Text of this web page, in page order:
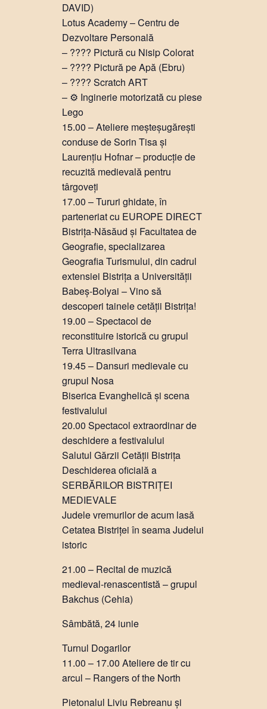
DAVID)
Lotus Academy – Centru de
Dezvoltare Personală
– ???? Pictură cu Nisip Colorat
– ???? Pictură pe Apă (Ebru)
– ???? Scratch ART
– ⚙ Inginerie motorizată cu piese
Lego
15.00 – Ateliere meșteșugărești
conduse de Sorin Tisa și
Laurențiu Hofnar – producție de
recuzită medievală pentru
târgoveți
17.00 – Tururi ghidate, în
parteneriat cu EUROPE DIRECT
Bistrița-Năsăud și Facultatea de
Geografie, specializarea
Geografia Turismului, din cadrul
extensiei Bistrița a Universității
Babeș-Bolyai – Vino să
descoperi tainele cetății Bistrița!
19.00 – Spectacol de
reconstituire istorică cu grupul
Terra Ultrasilvana
19.45 – Dansuri medievale cu
grupul Nosa
Biserica Evanghelică și scena
festivalului
20.00 Spectacol extraordinar de
deschidere a festivalului
Salutul Gărzii Cetății Bistrița
Deschiderea oficială a
SERBĂRILOR BISTRIȚEI
MEDIEVALE
Judele vremurilor de acum lasă
Cetatea Bistriței în seama Judelui
istoric
21.00 – Recital de muzică
medieval-renascentistă – grupul
Bakchus (Cehia)
Sâmbătă, 24 iunie
Turnul Dogarilor
11.00 – 17.00 Ateliere de tir cu
arcul – Rangers of the North
Pietonalul Liviu Rebreanu și